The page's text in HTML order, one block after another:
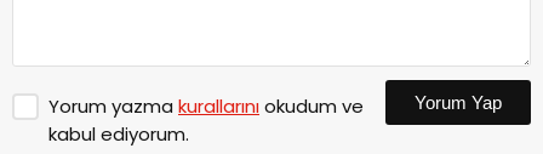
Yorum yazma kurallarınıokudum ve
kabul ediyorum.
Yorum Yap